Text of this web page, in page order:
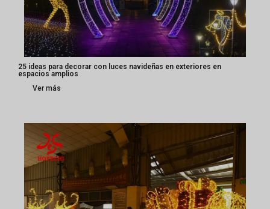
25 ideas para decorar con luces navideñas en exteriores en
espacios amplios
Ver más